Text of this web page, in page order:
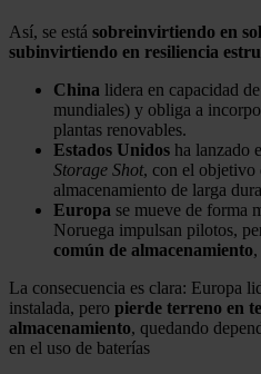
Así, se está sobreinvirtiendo en
subinvirtiendo en resiliencia
China lidera en capacidad
mundiales) y obliga a
plantas renovables.
Estados Unidos ha lanzado
Storage Shot, con el objetivo
almacenamiento de larga
Europa se mueve de forma
Noruega impulsan pilotos,
común de almacenamiento
La consecuencia es clara: Europa
instalada, pero pierde terreno en
almacenamiento, quedando
en el uso de baterías